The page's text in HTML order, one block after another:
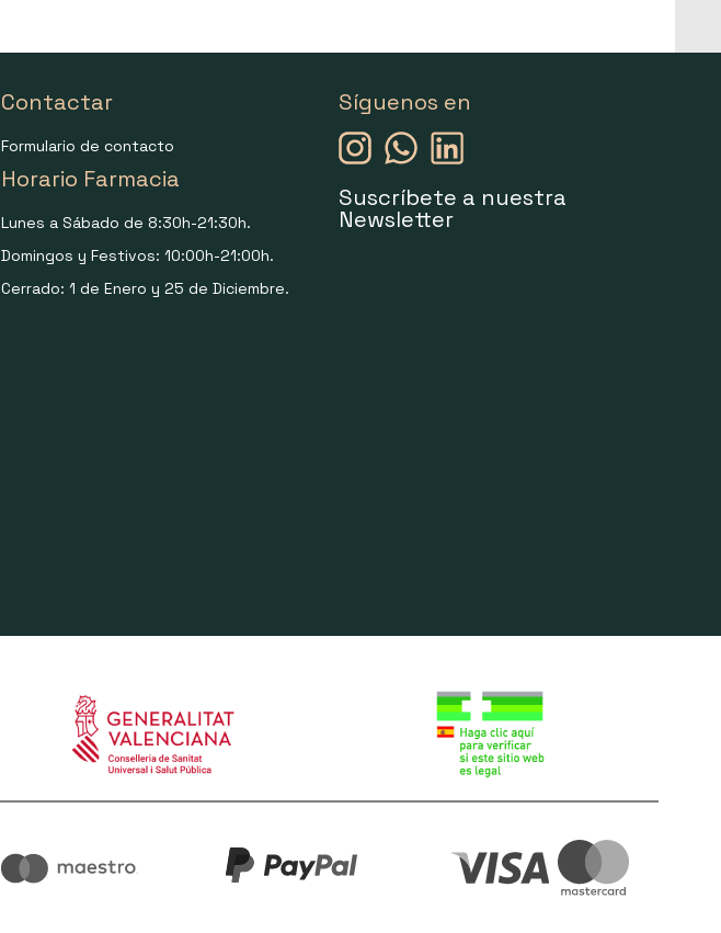
Contactar
Formulario de contacto
Horario Farmacia
Lunes a Sábado de 8:30h-21:30h.
Domingos y Festivos: 10:00h-21:00h.
Cerrado: 1 de Enero y 25 de Diciembre.
Síguenos en
Suscríbete a nuestra
Newsletter